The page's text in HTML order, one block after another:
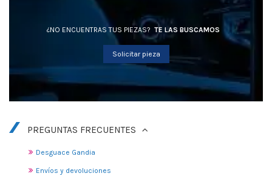
¿NO ENCUENTRAS TUS PIEZAS? TE LAS BUSCAMOS
Solicitar pieza
PREGUNTAS FRECUENTES
Desguace Gandia
Envíos y devoluciones